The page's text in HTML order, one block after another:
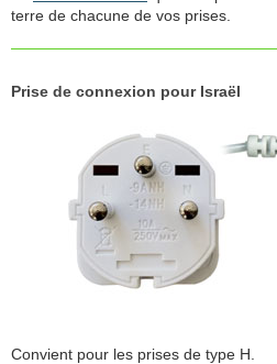
terre de chacune de vos prises.
Prise de connexion pour Israël
Convient pour les prises de type H.